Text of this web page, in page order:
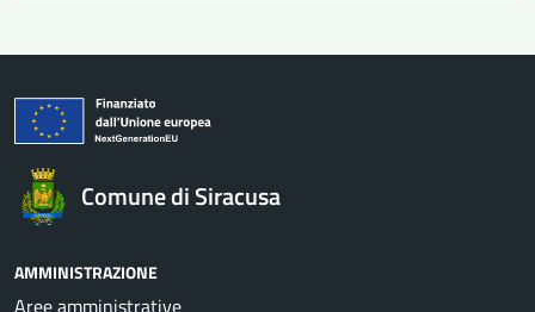
Comune di Siracusa
AMMINISTRAZIONE